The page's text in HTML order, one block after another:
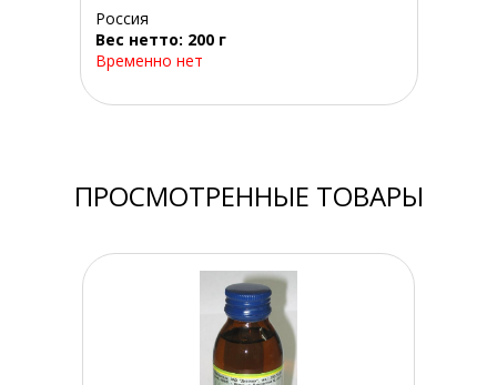
Россия
Вес нетто: 200 г
Временно нет
ПРОСМОТРЕННЫЕ ТОВАРЫ